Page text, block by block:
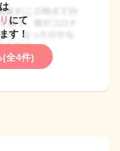
にて
す！
(全4件)